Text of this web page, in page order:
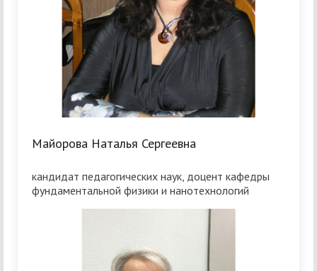
Майорова Наталья Сергеевна
кандидат педагогических наук, доцент кафедры
фундаментальной физики и нанотехнологий